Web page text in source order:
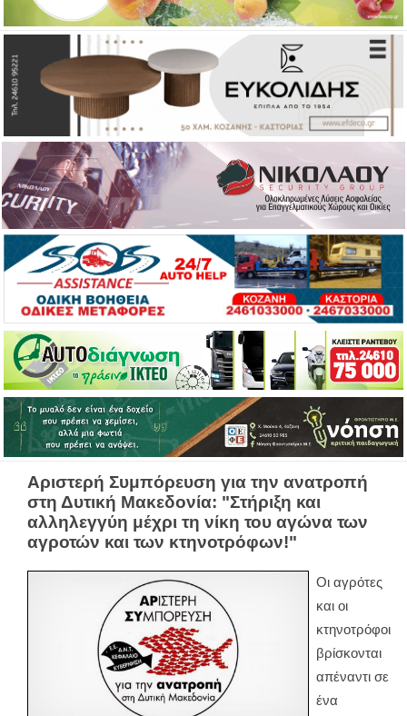
Αριστερή Συμπόρευση για την ανατροπή
στη Δυτική Μακεδονία: "Στήριξη και
αλληλεγγύη μέχρι τη νίκη του αγώνα των
αγροτών και των κτηνοτρόφων!"
Οι αγρότες
και οι
κτηνοτρόφοι
βρίσκονται
απέναντι σε
ένα